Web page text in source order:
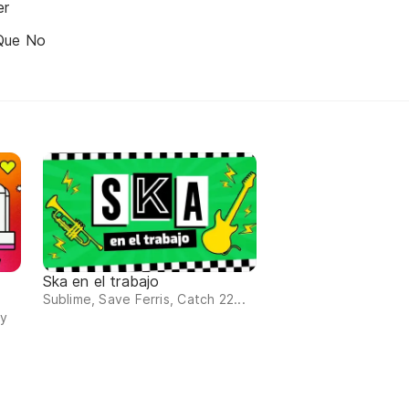
No
Ska en el trabajo
Sublime, Save Ferris, Catch 22...